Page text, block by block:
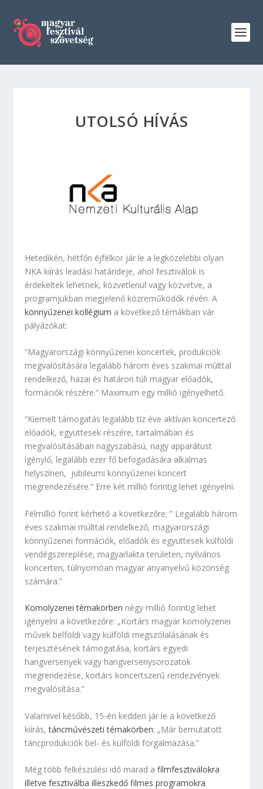
UTOLSÓ HÍVÁS
Hetedikén, hétfőn éjfélkor jár le a legközelebbi olyan
NKA kiírás leadási határideje, ahol fesztiválok is
érdekeltek lehetnek, közvetlenül vagy közvetve, a
programjukban megjelenő közreműködők révén. A
könnyűzenei kollégium a következő témákban vár
pályázókat:
“Magyarországi könnyűzenei koncertek, produkciók
megvalósítására legalább három éves szakmai múlttal
rendelkező, hazai és határon túli magyar előadók,
formációk részére.” Maximum egy millió igényelhető.
“Kiemelt támogatás legalább tíz éve aktívan koncertező
előadók, együttesek részére, tartalmában és
megvalósításában nagyszabású, nagy apparátust
igénylő, legalább ezer fő befogadására alkalmas
helyszínen, jubileumi könnyűzenei koncert
megrendezésére.” Erre két millió forintig lehet igényelni.
Félmillió forint kérhető a következőre: ” Legalább három
éves szakmai múlttal rendelkező, magyarországi
könnyűzenei formációk, előadók és együttesek külföldi
vendégszereplése, magyarlakta területen, nyilvános
koncerten, túlnyomóan magyar anyanyelvű közönség
számára.”
Komolyzenei témakörben négy millió forintig lehet
igényelni a következőre: „Kortárs magyar komolyzenei
művek belföldi vagy külföldi megszólalásának és
terjesztésének támogatása, kortárs egyedi
hangversenyek vagy hangversenysorozatok
megrendezése, kortárs koncertszerű rendezvények
megvalósítása.”
Valamivel később, 15-én kedden jár le a következő
kiírás,táncművészeti témakörben: „Már bemutatott
táncprodukciók bel- és külföldi forgalmazása.”
Még több felkészülési idő marad afilmfesztiválokra
illetve fesztiválba illeszkedő filmes programokra